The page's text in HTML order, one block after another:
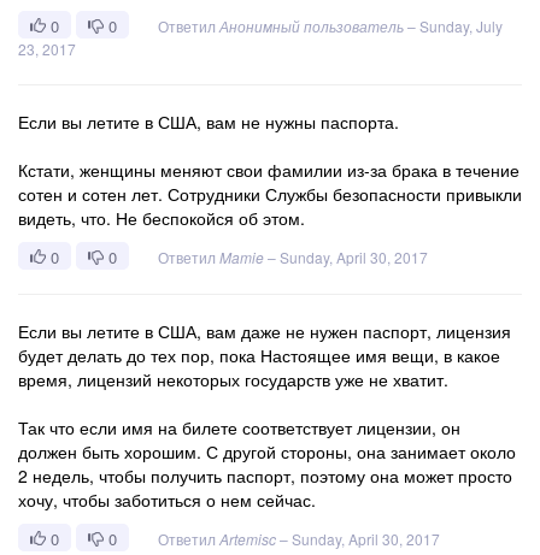
0 0 Ответил Анонимный пользователь–Sunday, July
23, 2017
Если вы летите в США, вам не нужны паспорта.
Кстати, женщины меняют свои фамилии из-за брака в течение
сотен и сотен лет. Сотрудники Службы безопасности привыкли
видеть, что. Не беспокойся об этом.
0 0 Ответил Mamie–Sunday, April 30, 2017
Если вы летите в США, вам даже не нужен паспорт, лицензия
будет делать до тех пор, пока Настоящее имя вещи, в какое
время, лицензий некоторых государств уже не хватит.
Так что если имя на билете соответствует лицензии, он
должен быть хорошим. С другой стороны, она занимает около
2 недель, чтобы получить паспорт, поэтому она может просто
хочу, чтобы заботиться о нем сейчас.
0 0 Ответил Artemisc–Sunday, April 30, 2017